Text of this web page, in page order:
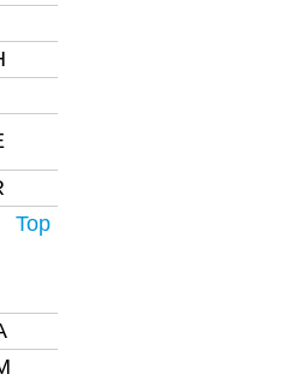
Top